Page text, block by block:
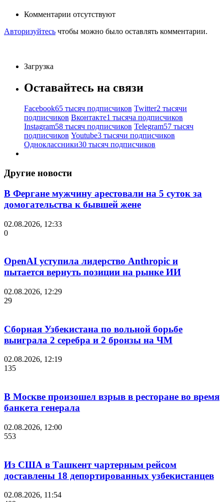
Комментарии отсутствуют
Авторизуйтесь чтобы можно было оставлять комментарии.
Загрузка
Оставайтесь на связи
Facebook65 тысяч подписчиков Twitter2 тысячи
подписчиков Вконтакте1 тысяча подписчиков
Instagram58 тысяч подписчиков Telegram57 тысяч
подписчиков Youtube3 тысячи подписчиков
Одноклассники30 тысяч подписчиков
Другие новости
В Фергане мужчину арестовали на 5 суток за
домогательства к бывшей жене
02.08.2026, 12:33
0
OpenAI уступила лидерство Anthropic и
пытается вернуть позиции на рынке ИИ
02.08.2026, 12:29
29
Сборная Узбекистана по вольной борьбе
выиграла 2 серебра и 2 бронзы на ЧМ
02.08.2026, 12:19
135
В Москве произошел взрыв в ресторане во время
банкета генерала
02.08.2026, 12:00
553
Из США в Ташкент чартерным рейсом
доставлены 18 депортированных узбекистанцев
02.08.2026, 11:54